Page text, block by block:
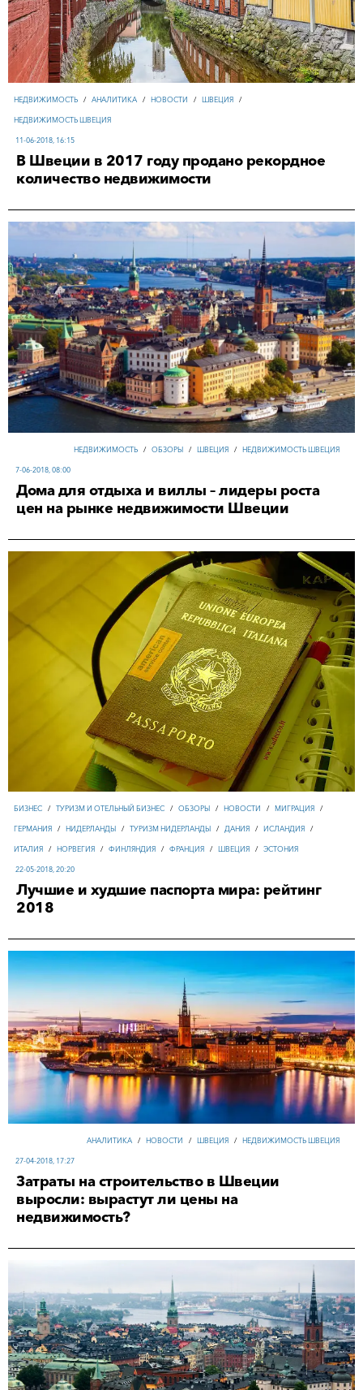
НЕДВИЖИМОСТЬ / АНАЛИТИКА / НОВОСТИ / ШВЕЦИЯ /
НЕДВИЖИМОСТЬ ШВЕЦИЯ
11-06-2018, 16:15
В Швеции в 2017 году продано рекордное
количество недвижимости
НЕДВИЖИМОСТЬ / ОБЗОРЫ / ШВЕЦИЯ / НЕДВИЖИМОСТЬ ШВЕЦИЯ
7-06-2018, 08:00
Дома для отдыха и виллы – лидеры роста
цен на рынке недвижимости Швеции
БИЗНЕС / ТУРИЗМ И ОТЕЛЬНЫЙ БИЗНЕС / ОБЗОРЫ / НОВОСТИ / МИГРАЦИЯ /
ГЕРМАНИЯ / НИДЕРЛАНДЫ / ТУРИЗМ НИДЕРЛАНДЫ / ДАНИЯ / ИСЛАНДИЯ /
ИТАЛИЯ / НОРВЕГИЯ / ФИНЛЯНДИЯ / ФРАНЦИЯ / ШВЕЦИЯ / ЭСТОНИЯ
22-05-2018, 20:20
Лучшие и худшие паспорта мира: рейтинг
2018
АНАЛИТИКА / НОВОСТИ / ШВЕЦИЯ / НЕДВИЖИМОСТЬ ШВЕЦИЯ
27-04-2018, 17:27
Затраты на строительство в Швеции
выросли: вырастут ли цены на
недвижимость?